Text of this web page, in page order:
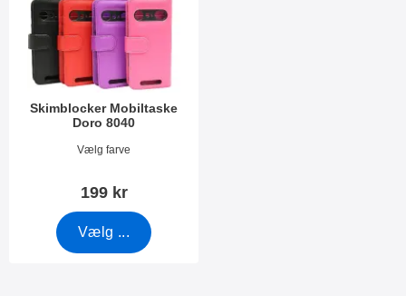
Skimblocker Mobiltaske
Doro 8040
Varenr 33873Vælg farve
199 kr
Vælg ...